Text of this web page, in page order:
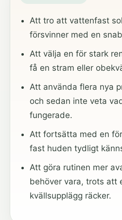
Att tro att vattenfast
försvinner med en
Att välja en för stark
få en stram eller
Att använda flera nya
och sedan inte veta
fungerade.
Att fortsätta med en
fast huden tydligt
Att göra rutinen mer
behöver vara, trots att
kvällsupplägg räcker.